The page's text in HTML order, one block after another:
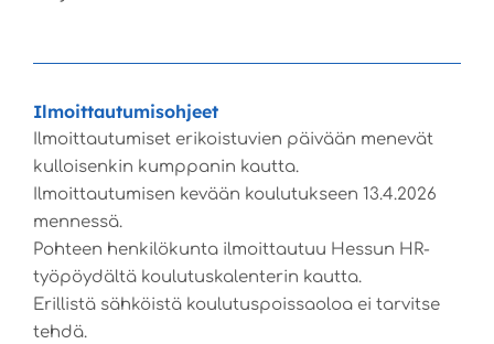
Ilmoittautumisohjeet
Ilmoittautumiset erikoistuvien päivään menevät
kulloisenkin kumppanin kautta.
Ilmoittautumisen kevään koulutukseen 13.4.2026
mennessä.
Pohteen henkilökunta ilmoittautuu Hessun HR-
työpöydältä koulutuskalenterin kautta.
Erillistä sähköistä koulutuspoissaoloa ei tarvitse
tehdä.